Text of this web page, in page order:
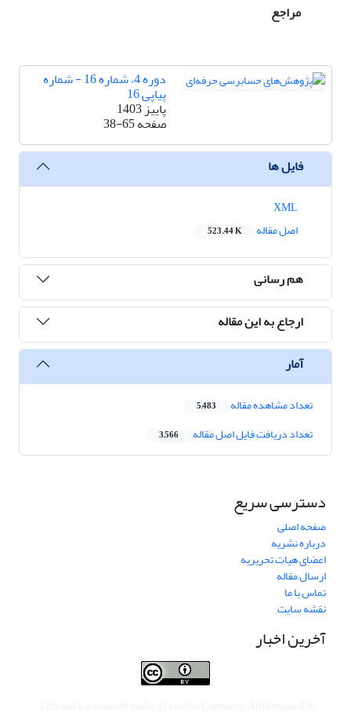
مراجع
دوره 4، شماره 16 - شماره
پیاپی 16
پاییز 1403
صفحه38-65
فایل ها
اصل مقاله
523.44 K
هم رسانی
ارجاع به این مقاله
آمار
تعداد مشاهده مقاله 5,483
تعداد دریافت فایل اصل مقاله 3,566
دسترسی سریع
صفحه اصلی
درباره نشریه
اعضای هیات تحریریه
ارسال مقاله
تماس با ما
نقشه سایت
آخرین اخبار